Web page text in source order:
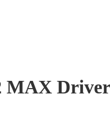
MAX Driver